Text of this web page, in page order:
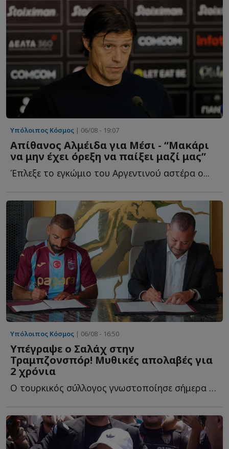
Υπόλοιπος Κόσμος | 06/08 - 19:07
Απίθανος Αλμέιδα για Μέσι - “Μακάρι
να μην έχει όρεξη να παίξει μαζί μας”
Έπλεξε το εγκώμιο του Αργεντινού αστέρα ο...
Υπόλοιπος Κόσμος | 06/08 - 16:50
Υπέγραψε ο Σαλάχ στην
Τραμπζονσπόρ! Μυθικές απολαβές για
2 χρόνια
Ο τουρκικός σύλλογος γνωστοποίησε σήμερα (6/8) ότι ο Α...